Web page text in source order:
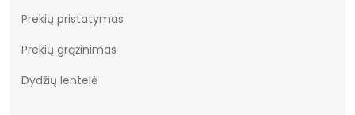
Akcijos
Vidinė medžiaga
Išorinė medžiaga
Prekių pristatymas
Prekių grąžinimas
Dydžių lentelė